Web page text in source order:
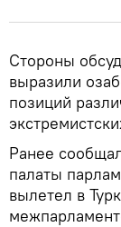
Стороны
выразили
позиций
Ранее
палаты
вылетел в